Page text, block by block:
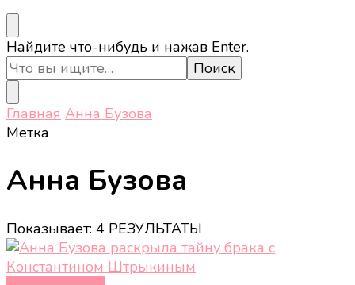
Ищите
что-
то?
Найдите что-нибудь и нажав Enter.
Главная Анна Бузова
Метка
Анна Бузова
Показывает: 4 РЕЗУЛЬТАТЫ